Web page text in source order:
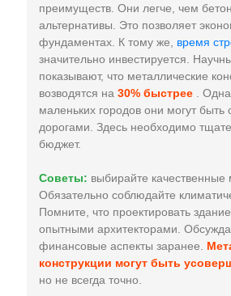
преимуществ. Они легче, чем
альтернативы. Это позволяет
фундаментах. К тому же, время
значительно инвестируется.
показывают, что металлические
возводятся на30% быстрее .
маленьких городов они могут быть
дорогами. Здесь необходимо
бюджет.
Советы: выбирайте качественные
Обязательно соблюдайте
Помните, что проектировать
опытными архитекторами.
финансовые аспекты заранее.
конструкции могут быть
но не всегда точно.